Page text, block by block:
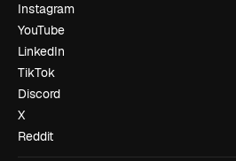
Instagram
YouTube
LinkedIn
TikTok
Discord
X
Reddit